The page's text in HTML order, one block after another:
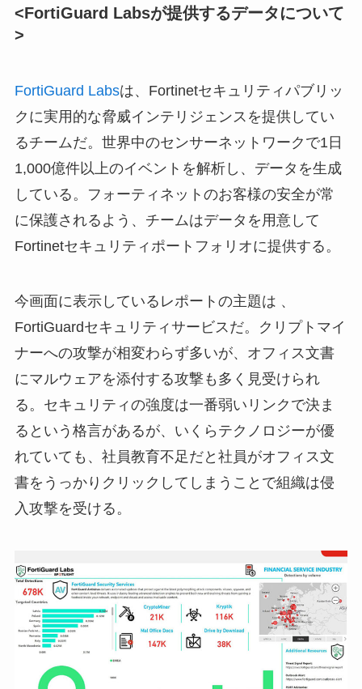
<FortiGuard Labsが提供するデータについて
>
FortiGuard Labsは、Fortinetセキュリティパブリッ
クに実用的な脅威インテリジェンスを提供してい
るチームだ。世界中のセンサーネットワークで1日
1,000億件以上のイベントを解析し、データを生成
している。フォーティネットのお客様の安全が常
に保護されるよう、チームはデータを用意して
Fortinetセキュリティポートフォリオに提供する。
今画面に表示しているレポートの主題は 、
FortiGuardセキュリティサービスだ。クリプトマイ
ナーへの攻撃が相変わらず多いが、オフィス文書
にマルウェアを添付する攻撃も多く見受けられ
る。セキュリティの強度は一番弱いリンクで決ま
るという格言があるが、いくらテクノロジーが優
れていても、社員教育不足だと社員がオフィス文
書をうっかりクリックしてしまうことで組織は侵
入攻撃を受ける。